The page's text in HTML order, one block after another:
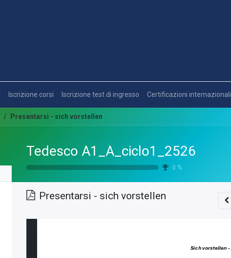
Iscrizione corsi Iscrizione test di ingresso Certificazioni internazionali
Presentarsi - sich vorstellen
Tedesco A1_A_ciclo1_2526
0 %
Presentarsi - sich vorstellen